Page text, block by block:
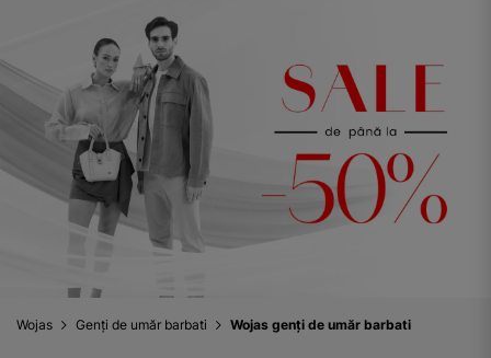
Wojas Genți de umăr barbati Wojas genți de umăr barbati